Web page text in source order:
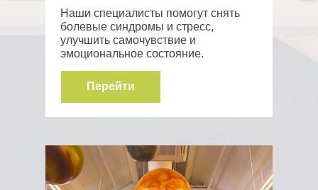
Наши специалисты помогут снять
болевые синдромы и стресс,
улучшить самочувствие и
эмоциональное состояние.
Перейти